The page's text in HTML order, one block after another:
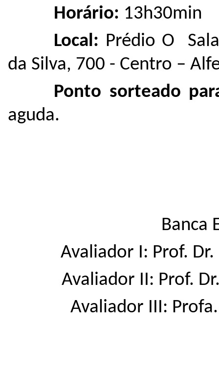
Horário: 13h30min
Local: Prédio O
da Silva, 700 - Centro –
Ponto sorteado
aguda.
Banca
Avaliador I: Prof.
Avaliador II: Prof.
Avaliador III: